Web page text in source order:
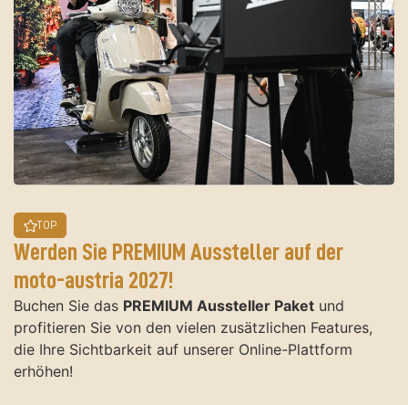
TOP
Werden Sie PREMIUM Aussteller auf der
moto-austria 2027!
Buchen Sie das PREMIUM Aussteller Paket und
profitieren Sie von den vielen zusätzlichen Features,
die Ihre Sichtbarkeit auf unserer Online-Plattform
erhöhen!